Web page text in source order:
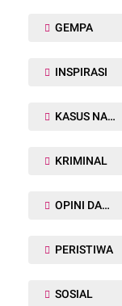
GEMPA
INSPIRASI
KASUS NARKOBA
KRIMINAL
OPINI DAN ARTIKEL
PERISTIWA
SOSIAL